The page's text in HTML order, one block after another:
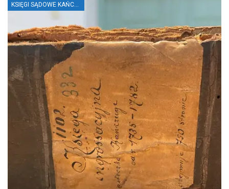
KSIĘGI SĄDOWE KAŃCZUGI